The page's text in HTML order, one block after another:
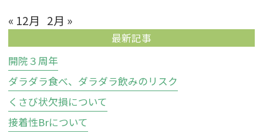
« 12月 2月 »
最新記事
開院３周年
ダラダラ食べ、ダラダラ飲みのリスク
くさび状欠損について
接着性Brについて